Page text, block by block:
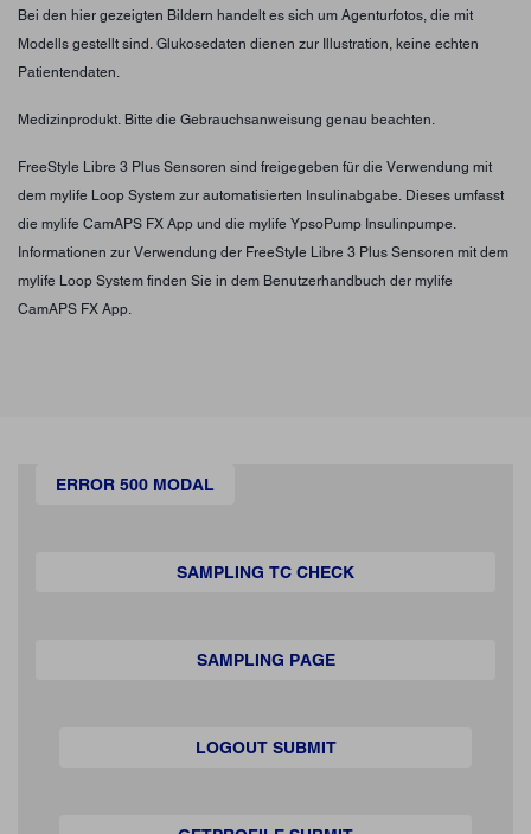
Bei den hier gezeigten Bildern handelt es sich um Agenturfotos, die mit
Modells gestellt sind. Glukosedaten dienen zur Illustration, keine echten
Patientendaten.
Medizinprodukt. Bitte die Gebrauchsanweisung genau beachten.
FreeStyle Libre 3 Plus Sensoren sind freigegeben für die Verwendung mit
dem mylife Loop System zur automatisierten Insulinabgabe. Dieses umfasst
die mylife CamAPS FX App und die mylife YpsoPump Insulinpumpe.
Informationen zur Verwendung der FreeStyle Libre 3 Plus Sensoren mit dem
mylife Loop System finden Sie in dem Benutzerhandbuch der mylife
CamAPS FX App.
ERROR 500 MODAL
SAMPLING TC CHECK
SAMPLING PAGE
LOGOUT SUBMIT